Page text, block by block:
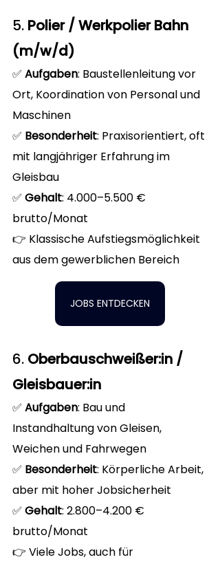
5. Polier / Werkpolier Bahn
(m/w/d)
✅ Aufgaben: Baustellenleitung vor
Ort, Koordination von Personal und
Maschinen
✅ Besonderheit: Praxisorientiert, oft
mit langjähriger Erfahrung im
Gleisbau
✅ Gehalt: 4.000–5.500 €
brutto/Monat
👉 Klassische Aufstiegsmöglichkeit
aus dem gewerblichen Bereich
JOBS ENTDECKEN
6. Oberbauschweißer:in /
Gleisbauer:in
✅ Aufgaben: Bau und
Instandhaltung von Gleisen,
Weichen und Fahrwegen
✅ Besonderheit: Körperliche Arbeit,
aber mit hoher Jobsicherheit
✅ Gehalt: 2.800–4.200 €
brutto/Monat
👉 Viele Jobs, auch für